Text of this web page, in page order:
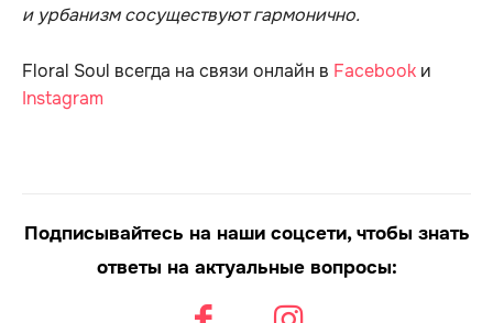
и урбанизм сосуществуют гармонично.
Floral Soul всегда на связи онлайн в Facebook и
Instagram
Подписывайтесь на наши соцсети, чтобы знать
ответы на актуальные вопросы: